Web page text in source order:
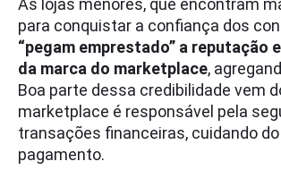
para conquistar a confiança dos
“pegam emprestado” a reputação
da marca do marketplace,
Boa parte dessa credibilidade vem
marketplace é responsável pela
transações financeiras, cuidando
pagamento.